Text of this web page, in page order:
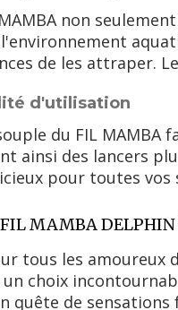
non
de les attraper.
d'utilisation
du FIL
ainsi des lancers
pour toutes vos
MAMBA DELPHIN
tous les amoureux
un choix
quête de